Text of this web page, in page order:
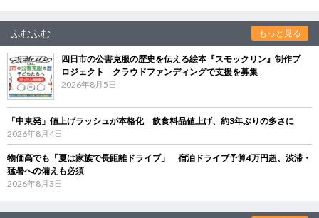
ふむふむ もっと見る
四日市の公害克服の歴史を伝える絵本『スモックリン』制作プ
ロジェクト クラウドファンディングで支援を募集
2026年8月5日
「中東発」値上げラッシュが本格化 飲食料品値上げ、約3年ぶりの多さに
2026年8月4日
物価高でも「夏は家族で長距離ドライブ」 宿泊ドライブ予算4万円超、渋滞・
猛暑への備えも必須
2026年8月3日